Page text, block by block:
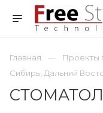
Главная
Проекты
Сибирь, Дальний